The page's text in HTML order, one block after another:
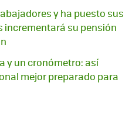
y ha puesto sus
incrementará su pensión
y un cronómetro: así
mejor preparado para